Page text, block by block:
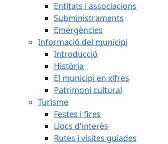
Entitats i associacions
Subministraments
Emergències
Informació del municipi
Introducció
Història
El municipi en xifres
Patrimoni cultural
Turisme
Festes i fires
Llocs d'interès
Rutes i visites guiades